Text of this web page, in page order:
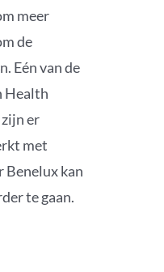
meer
de
Eén van de
Health
er
met
Benelux kan
te gaan.